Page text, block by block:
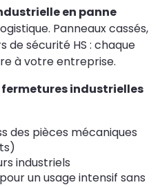
en panne
Panneaux cassés,
de sécurité HS : chaque
à votre entreprise.
fermetures industrielles
des pièces mécaniques
industriels
un usage intensif sans